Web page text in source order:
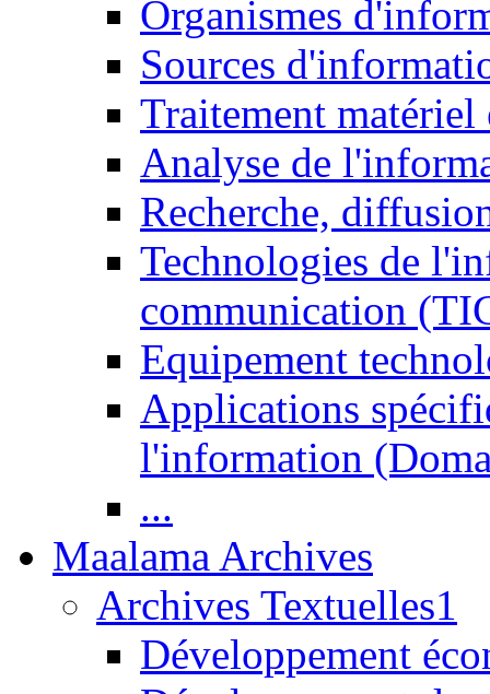
Organismes
Sources
Traitement matériel
Analyse de
Recherche,
Technologies de
communication
Equipement
Applications
l'information
...
Maalama Archives
Archives Textuelles1
Développement